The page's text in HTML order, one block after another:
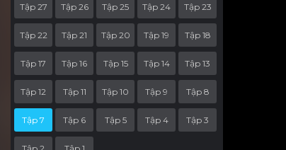
Tập 27 Tập 26 Tập 25 Tập 24 Tập 23
Tập 22 Tập 21 Tập 20 Tập 19 Tập 18
Tập 17 Tập 16 Tập 15 Tập 14 Tập 13
Tập 12 Tập 11 Tập 10 Tập 9 Tập 8
Tập 7 Tập 6 Tập 5 Tập 4 Tập 3
Tập 2 Tập 1